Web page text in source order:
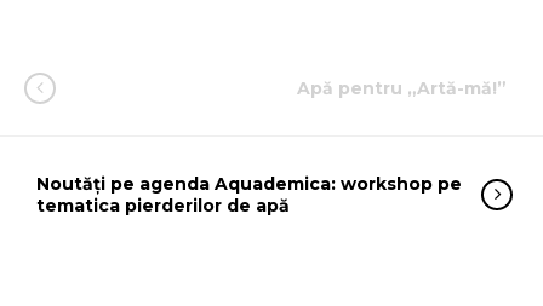
Apă pentru „Artă-mă!”
Noutăți pe agenda Aquademica: workshop pe
tematica pierderilor de apă